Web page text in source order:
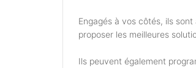
Engagés à vos côtés, ils
proposer les meilleures
Ils peuvent également